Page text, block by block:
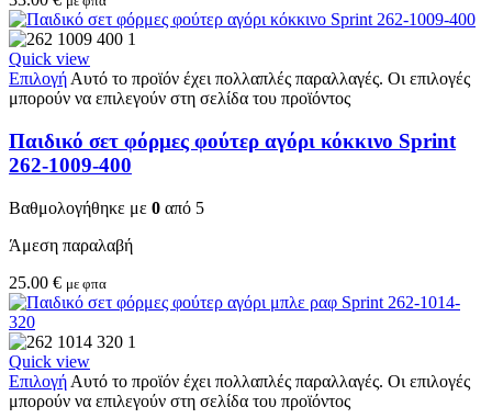
Quick view
Επιλογή Αυτό το προϊόν έχει πολλαπλές παραλλαγές. Οι επιλογές
μπορούν να επιλεγούν στη σελίδα του προϊόντος
Παιδικό σετ φόρμες φούτερ αγόρι κόκκινο Sprint
262-1009-400
Βαθμολογήθηκε με 0 από 5
Άμεση παραλαβή
25.00 € με φπα
Quick view
Επιλογή Αυτό το προϊόν έχει πολλαπλές παραλλαγές. Οι επιλογές
μπορούν να επιλεγούν στη σελίδα του προϊόντος